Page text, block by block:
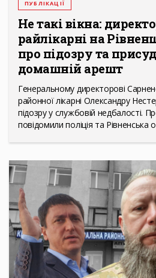
ПУБЛІКАЦІЇ
Не такі вікна:
райлікарні на
про підозру та
домашній арешт
Генеральному директорові
районної лікарні Олександру
підозру у службовій недбалості.
повідомили поліція та Рівненська